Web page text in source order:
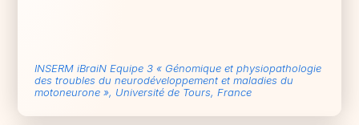
INSERM iBraiN Equipe 3 « Génomique et physiopathologie
des troubles du neurodéveloppement et maladies du
motoneurone », Université de Tours, France